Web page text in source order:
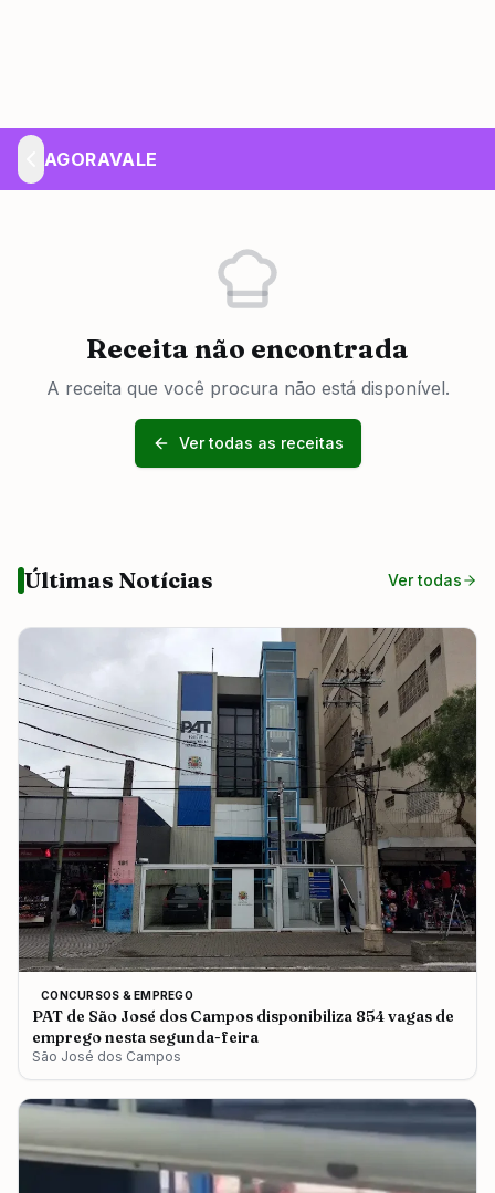
AGORAVALE
Receita não encontrada
A receita que você procura não está disponível.
Ver todas as receitas
Últimas Notícias Ver todas
CONCURSOS & EMPREGO
PAT de São José dos Campos disponibiliza 854 vagas de
emprego nesta segunda-feira
São José dos Campos